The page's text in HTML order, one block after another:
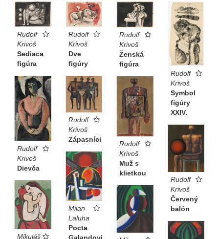
Rudolf
Krivoš
Sediaca
figúra
Rudolf
Krivoš
Dve
figúry
Rudolf
Krivoš
Ženská
figúra
Rudolf
Krivoš
Symbol
figúry
XXIV.
Rudolf
Krivoš
Dievča
Rudolf
Krivoš
Zápasníci
Rudolf
Krivoš
Muž s
klietkou
Rudolf
Krivoš
Červený
balón
Milan
Laluha
Pocta
Mikuláš